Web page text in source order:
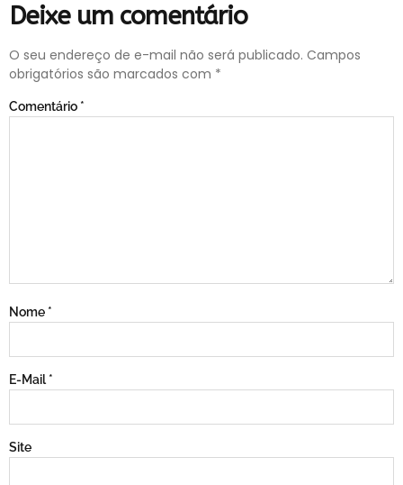
Deixe um comentário
O seu endereço de e-mail não será publicado. Campos
obrigatórios são marcados com *
Comentário *
Nome *
E-Mail*
Site